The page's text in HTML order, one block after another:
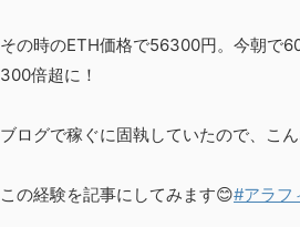
その時のETH価格で56300円。今朝で
300倍超に！
ブログで稼ぐに固執していたので、こ
この経験を記事にしてみます😊#アラフ